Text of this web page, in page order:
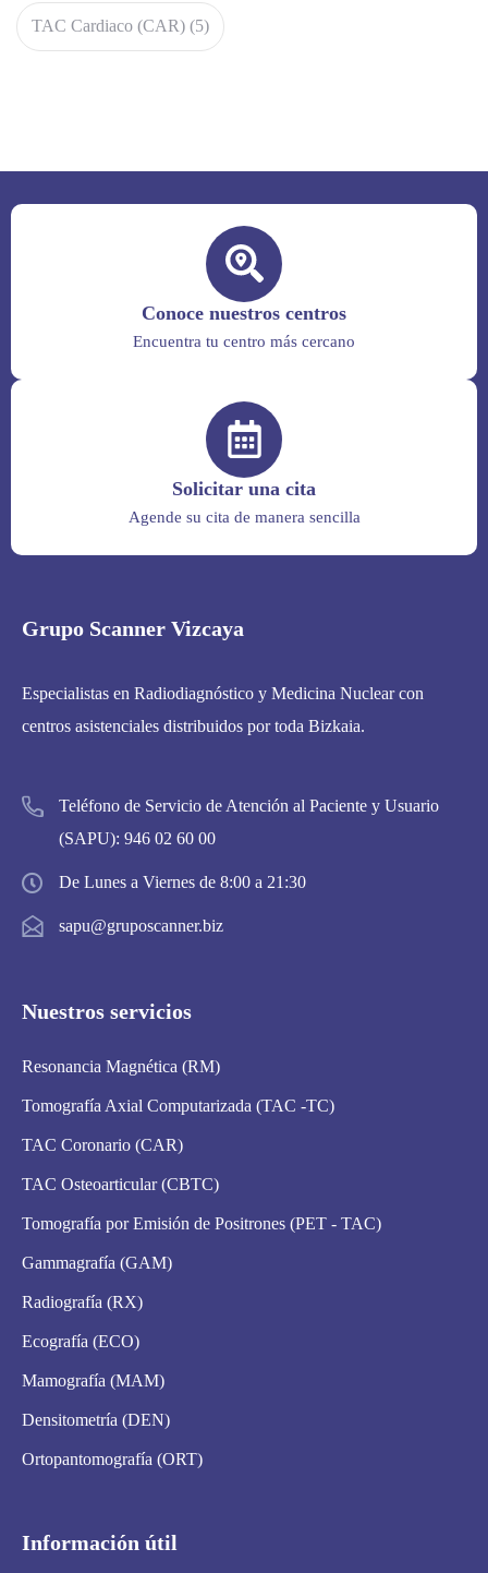
TAC Cardiaco (CAR) (5)
Conoce nuestros centros
Encuentra tu centro más cercano
Solicitar una cita
Agende su cita de manera sencilla
Grupo Scanner Vizcaya
Especialistas en Radiodiagnóstico y Medicina Nuclear con
centros asistenciales distribuidos por toda Bizkaia.
Teléfono de Servicio de Atención al Paciente y Usuario
(SAPU): 946 02 60 00
De Lunes a Viernes de 8:00 a 21:30
sapu@gruposcanner.biz
Nuestros servicios
Resonancia Magnética (RM)
Tomografía Axial Computarizada (TAC -TC)
TAC Coronario (CAR)
TAC Osteoarticular (CBTC)
Tomografía por Emisión de Positrones (PET - TAC)
Gammagrafía (GAM)
Radiografía (RX)
Ecografía (ECO)
Mamografía (MAM)
Densitometría (DEN)
Ortopantomografía (ORT)
Información útil